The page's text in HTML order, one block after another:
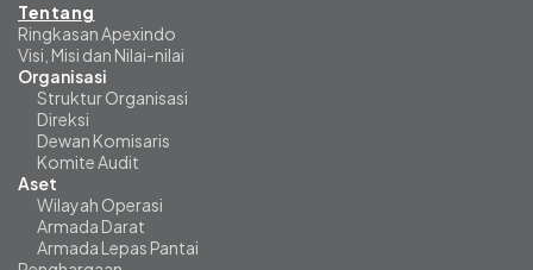
Tentang
Ringkasan Apexindo
Visi, Misi dan Nilai-nilai
Organisasi
Struktur Organisasi
Direksi
Dewan Komisaris
Komite Audit
Aset
Wilayah Operasi
Armada Darat
Armada Lepas Pantai